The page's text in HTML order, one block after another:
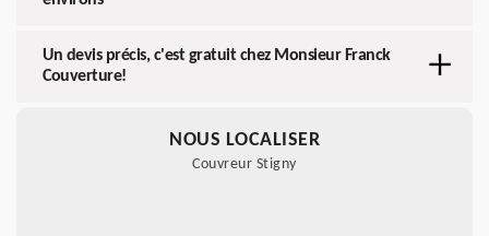
Un devis précis, c'est gratuit chez Monsieur Franck
Couverture!
NOUS LOCALISER
Couvreur Stigny